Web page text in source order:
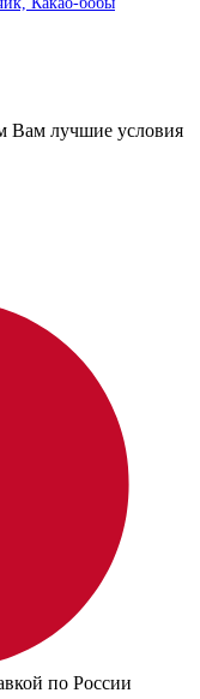
Вам лучшие условия
по России